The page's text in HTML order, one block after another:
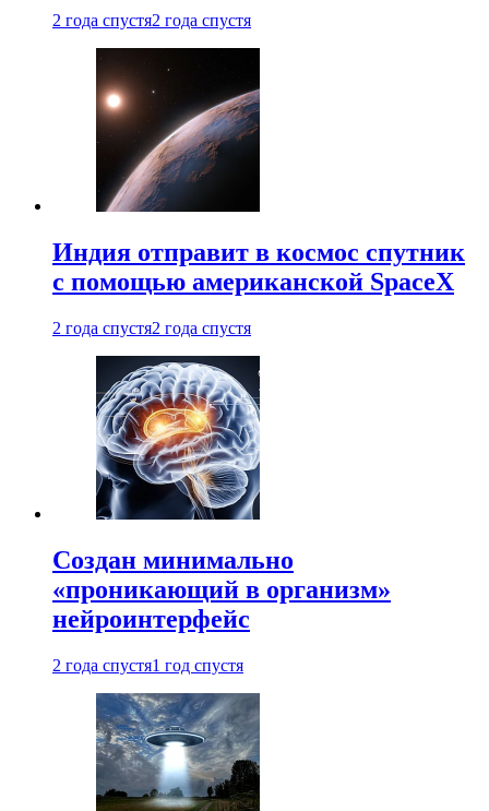
2 года спустя2 года спустя
Индия отправит в космос спутник
с помощью американской SpaceX
2 года спустя2 года спустя
Создан минимально
«проникающий в организм»
нейроинтерфейс
2 года спустя1 год спустя